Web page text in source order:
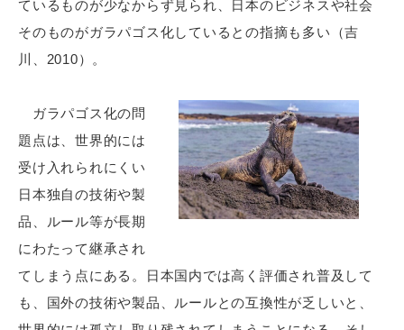
ているものが少なからず見られ、日本のビジネスや社会
そのものがガラパゴス化しているとの指摘も多い（吉
川、2010）。
ガラパゴス化の問
題点は、世界的には
受け入れられにくい
日本独自の技術や製
品、ルール等が長期
にわたって継承され
てしまう点にある。日本国内では高く評価され普及して
も、国外の技術や製品、ルールとの互換性が乏しいと、